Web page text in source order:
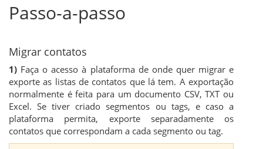
Passo-a-passo
Migrar contatos
1) Faça o acesso à plataforma de onde quer migrar e
exporte as listas de contatos que lá tem. A exportação
normalmente é feita para um documento CSV, TXT ou
Excel. Se tiver criado segmentos ou tags, e caso a
plataforma permita, exporte separadamente os
contatos que correspondam a cada segmento ou tag.